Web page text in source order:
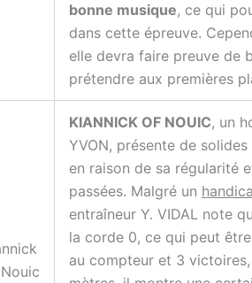
bonne musique, ce qui
dans cette épreuve.
elle devra faire preuve de
prétendre aux premières
KIANNICK OF NOUIC, un
YVON, présente de solides
en raison de sa régularité
passées. Malgré un
entraîneur Y. VIDAL note
la corde 0, ce qui peut
au compteur et 3